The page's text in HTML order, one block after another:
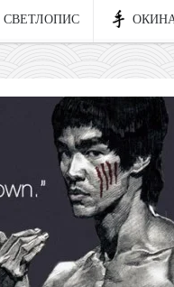
СВЕТЛОПИС